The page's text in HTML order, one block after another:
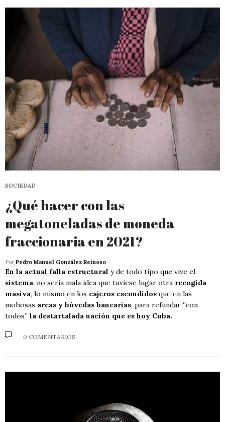
SOCIEDAD
¿Qué hacer con las
megatoneladas de moneda
fraccionaria en 2021?
Por Pedro Manuel González Reinoso
En la actual falla estructural y de todo tipo que vive el
sistema, no sería mala idea que tuviese lugar otra recogida
masiva, lo mismo en los cajeros escondidos que en las
mohosas arcas y bóvedas bancarias, para refundar “con
todos” la destartalada nación que es hoy Cuba.
0 COMENTARIOS